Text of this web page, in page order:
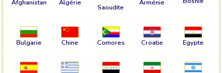
Afghanistan Algérie
Saoudite
Arménie
Bulgarie Chine Comores Croatie Egypte